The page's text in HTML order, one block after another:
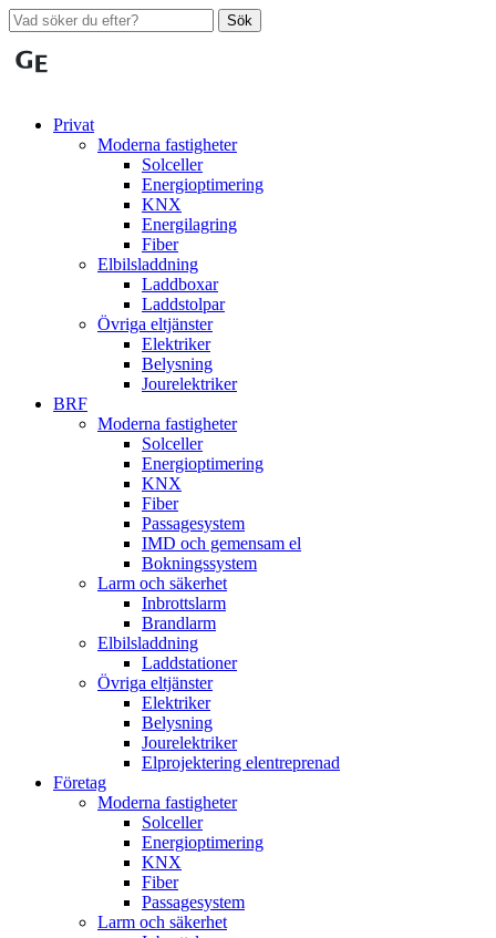
Sök
Privat
Moderna fastigheter
Solceller
Energioptimering
KNX
Energilagring
Fiber
Elbilsladdning
Laddboxar
Laddstolpar
Övriga eltjänster
Elektriker
Belysning
Jourelektriker
BRF
Moderna fastigheter
Solceller
Energioptimering
KNX
Fiber
Passagesystem
IMD och gemensam el
Bokningssystem
Larm och säkerhet
Inbrottslarm
Brandlarm
Elbilsladdning
Laddstationer
Övriga eltjänster
Elektriker
Belysning
Jourelektriker
Elprojektering elentreprenad
Företag
Moderna fastigheter
Solceller
Energioptimering
KNX
Fiber
Passagesystem
Larm och säkerhet